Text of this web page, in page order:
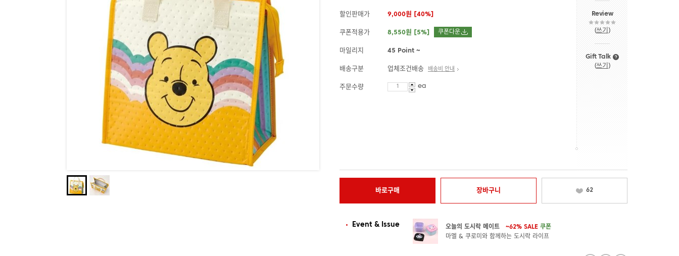
할인판매가 9,000원 [40%]
쿠폰적용가 8,550원 [5%] 쿠폰다운
마일리지 45 Point ~
배송구분 업체조건배송 배송비 안내
주문수량 ea
Review
(쓰기 )
Gift Talk
(쓰기 )
바로구매 장바구니 62
Event & Issue 오늘의 도시락 메이트 ~62% SALE 쿠폰
마멜 & 쿠로미와 함께하는 도시락 라이프